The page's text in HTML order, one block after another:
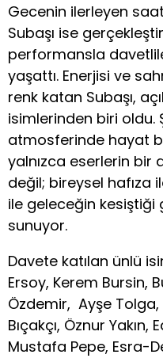
Gecenin ilerleyen
Subaşı ise
performansla
yaşattı. Enerjisi ve
renk katan Subaşı,
isimlerinden biri oldu.
atmosferinde hayat
yalnızca eserlerin bir
değil; bireysel hafıza
ile geleceğin kesiştiği
sunuyor.
Davete katılan ünlü
Ersoy, Kerem Bursin,
Özdemir, Ayşe
Bıçakçı, Öznur
Mustafa Pepe, Esra-